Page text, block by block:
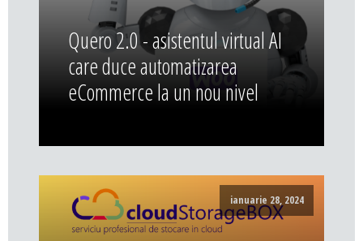
Quero 2.0 - asistentul virtual AI
care duce automatizarea
eCommerce la un nou nivel
ianuarie 28, 2024